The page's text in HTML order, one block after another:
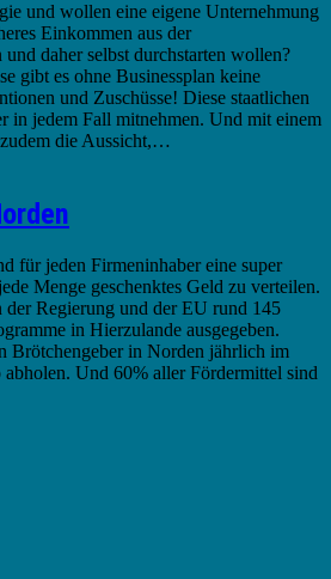
und wollen eine eigene Unternehmung
Einkommen aus der
daher selbst durchstarten wollen?
gibt es ohne Businessplan keine
und Zuschüsse! Diese staatlichen
in jedem Fall mitnehmen. Und mit einem
die Aussicht,…
für jeden Firmeninhaber eine super
Menge geschenktes Geld zu verteilen.
Regierung und der EU rund 145
in Hierzulande ausgegeben.
Brötchengeber in Norden jährlich im
Und 60% aller Fördermittel sind